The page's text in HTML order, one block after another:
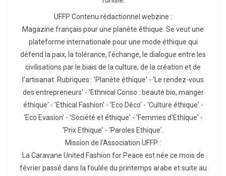
UFFP Contenu rédactionnel webzine :
Magazine français pour une planète éthique. Se veut une
plateforme internationale pour une mode éthique qui
défend la paix, la tolérance, l'échange, le dialogue entre les
civilisations par le biais de la culture, de la création et de
l'artisanat. Rubriques : 'Planète éthique' - 'Le rendez-vous
des entrepreneurs' - 'Ethnical Conso : beauté bio, manger
éthique' - 'Ethical Fashion' - 'Eco Déco' - 'Culture éthique' -
'Eco Evasion' - 'Société et éthique' - 'Femmes d'Ethique' -
'Prix Ethique' - 'Paroles Ethique'.
Mission de l'Association UFFP :
La Caravane United Fashion for Peace est née ce mois de
février passé dans la foulée du printemps arabe et suite au